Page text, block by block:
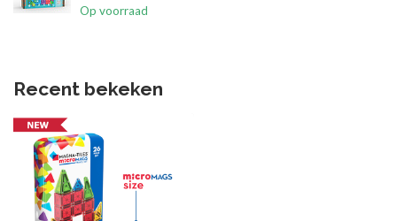
Op voorraad
Recent bekeken